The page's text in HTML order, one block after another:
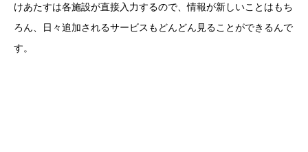
けあたすは各施設が直接入力するので、情報が新しいことはもち
ろん、日々追加されるサービスもどんどん見ることができるんで
す。